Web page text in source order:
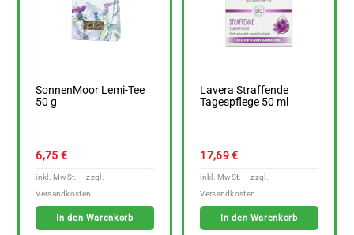
SonnenMoor Lemi-Tee
50 g
6,75 €
In den Warenkorb
Lavera Straffende
Tagespflege 50 ml
17,69€
In den Warenkorb